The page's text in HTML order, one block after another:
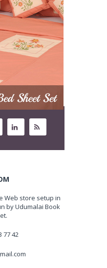
Web store setup in
by Udumalai Book
77 42